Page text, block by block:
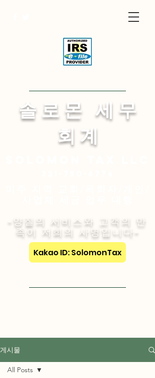
​솔 로 몬 세 무
회 계
-양질의 서비스와 고객의 만
족이 저희의 사명입니다-
Kakao ID: SolomonTax
게시물
All Posts